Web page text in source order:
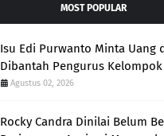
MOST POPULAR
Isu Edi Purwanto Minta Uang
Dibantah Pengurus
Agustus 02, 2026
Rocky Candra Dinilai Belum